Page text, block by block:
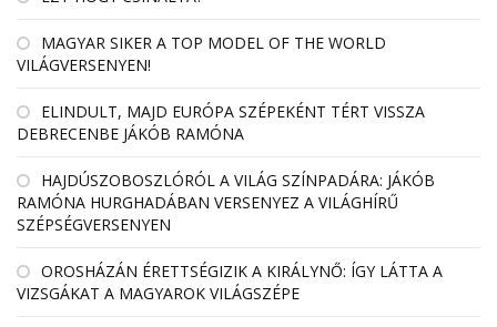
MAGYAR SIKER A TOP MODEL OF THE WORLD
VILÁGVERSENYEN!
ELINDULT, MAJD EURÓPA SZÉPEKÉNT TÉRT VISSZA
DEBRECENBE JÁKÓB RAMÓNA
HAJDÚSZOBOSZLÓRÓL A VILÁG SZÍNPADÁRA: JÁKÓB
RAMÓNA HURGHADÁBAN VERSENYEZ A VILÁGHÍRŰ
SZÉPSÉGVERSENYEN
OROSHÁZÁN ÉRETTSÉGIZIK A KIRÁLYNŐ: ÍGY LÁTTA A
VIZSGÁKAT A MAGYAROK VILÁGSZÉPE